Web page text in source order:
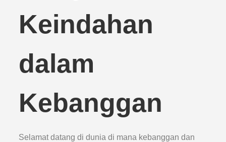
Keindahan
dalam
Kebanggan
Selamat datang di dunia di mana kebanggan dan